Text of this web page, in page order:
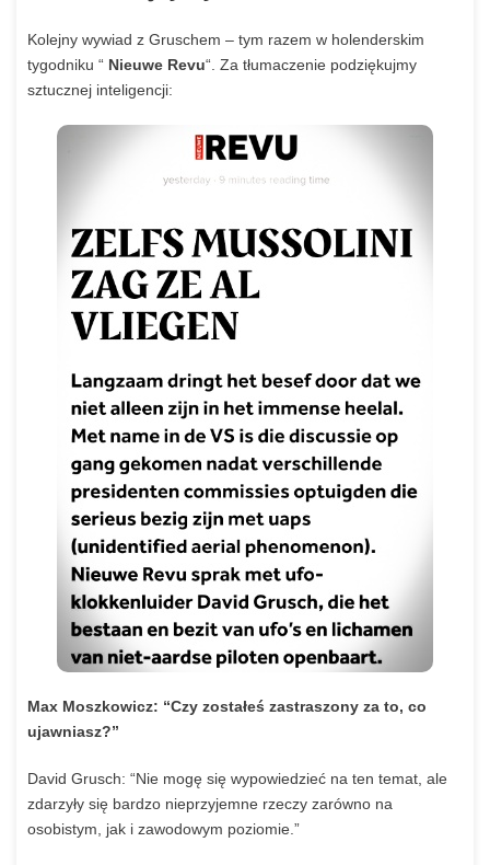
Kolejny wywiad z Gruschem – tym razem w holenderskim
tygodniku “ Nieuwe Revu“. Za tłumaczenie podziękujmy
sztucznej inteligencji:
Max Moszkowicz: “Czy zostałeś zastraszony za to, co
ujawniasz?”
David Grusch: “Nie mogę się wypowiedzieć na ten temat, ale
zdarzyły się bardzo nieprzyjemne rzeczy zarówno na
osobistym, jak i zawodowym poziomie.”